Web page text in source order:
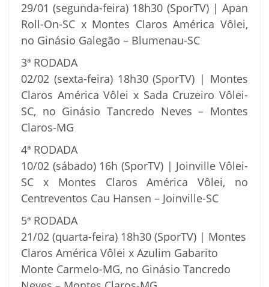
29/01 (segunda-feira) 18h30 (SporTV) | Apan
Roll-On-SC x Montes Claros América Vôlei,
no Ginásio Galegão – Blumenau-SC
3ª RODADA
02/02 (sexta-feira) 18h30 (SporTV) | Montes
Claros América Vôlei x Sada Cruzeiro Vôlei-
SC, no Ginásio Tancredo Neves – Montes
Claros-MG
4ª RODADA
10/02 (sábado) 16h (SporTV) | Joinville Vôlei-
SC x Montes Claros América Vôlei, no
Centreventos Cau Hansen – Joinville-SC
5ª RODADA
21/02 (quarta-feira) 18h30 (SporTV) | Montes
Claros América Vôlei x Azulim Gabarito
Monte Carmelo-MG, no Ginásio Tancredo